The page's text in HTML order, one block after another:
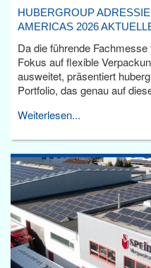
HUBERGROUP
AMERICAS 2026
Da die führende
Fokus auf flexible
ausweitet, präsentiert
Portfolio, das genau auf
Weiterlesen...